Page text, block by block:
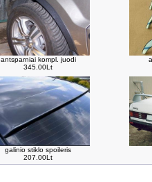
antsparniai kompl. juodi
345.00Lt
galinio stiklo spoileris
207.00Lt